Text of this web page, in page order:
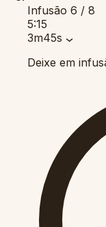
Infusão 6 / 8
5:15
3m45s
Deixe em